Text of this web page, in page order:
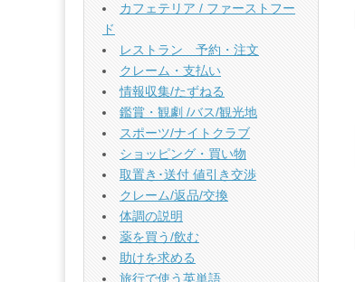
カフェテリア / ファーストフー
ド
レストラン 予約・注文
クレーム・支払い
情報収集/たずねる
鑑賞・観劇 /バス/観光地
スポーツ/ナイトクラブ
ショッピング・買い物
取置き･送付 値引き交渉
クレーム/返品/交換
体調の説明
薬を買う/飲む
助けを求める
旅行で使う英単語